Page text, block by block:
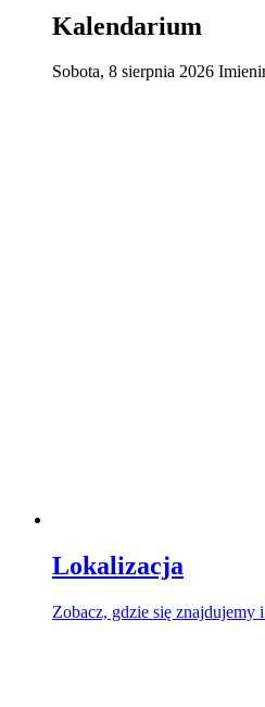
Kalendarium
Sobota, 8 sierpnia 2026
Lokalizacja
Zobacz, gdzie się znajdujemy